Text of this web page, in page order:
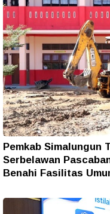
Pemkab Simalungun
Serbelawan
Benahi Fasilitas